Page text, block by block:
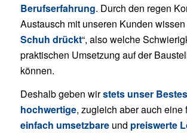
Berufserfahrung. Durch den regen
Austausch mit unseren Kunden wissen
Schuh drückt“, also welche
praktischen Umsetzung auf der
können.
Deshalb geben wirstets unser Bestes
hochwertige, zugleich aber auch eine
einfach umsetzbareund preiswerte